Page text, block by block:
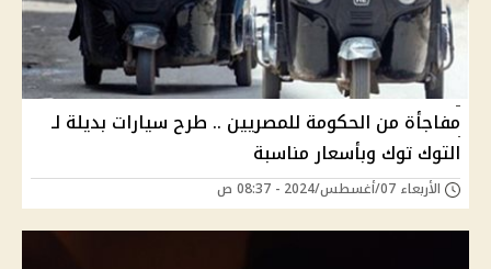
مفاجأة من الحكومة للمصريين .. طرح سيارات بديلة لـ
التوك توك وبأسعار مناسبة
الأربعاء 07/أغسطس/2024 - 08:37 ص